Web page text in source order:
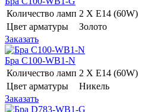
Количество ламп 2 Х E14 (60W)
Цвет арматуры
Золото
Заказать
Бра C100-WB1-N
Количество ламп 2 Х E14 (60W)
Цвет арматуры
Никель
Заказать